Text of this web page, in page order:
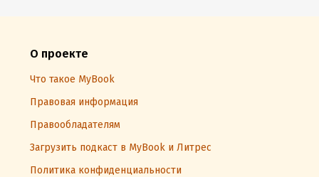
О проекте
Что такое MyBook
Правовая информация
Правообладателям
Загрузить подкаст в MyBook и Литрес
Политика конфиденциальности